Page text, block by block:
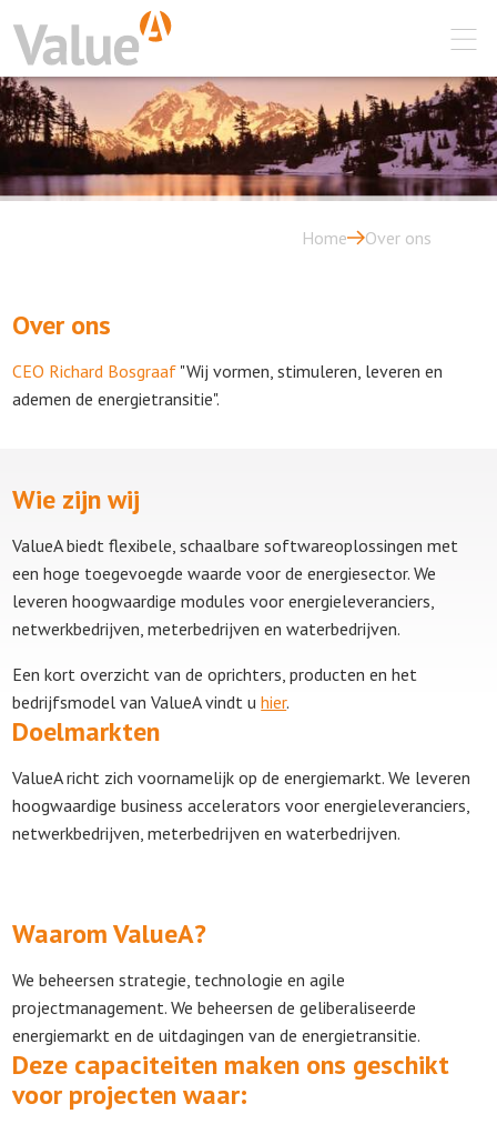
Home Over ons
Over ons
CEO Richard Bosgraaf "Wij vormen, stimuleren, leveren en
ademen de energietransitie".
Wie zijn wij
ValueA biedt flexibele, schaalbare softwareoplossingen met
een hoge toegevoegde waarde voor de energiesector. We
leveren hoogwaardige modules voor energieleveranciers,
netwerkbedrijven, meterbedrijven en waterbedrijven.
Een kort overzicht van de oprichters, producten en het
bedrijfsmodel van ValueA vindt uhier.
Doelmarkten
ValueA richt zich voornamelijk op de energiemarkt. We leveren
hoogwaardige business accelerators voor energieleveranciers,
netwerkbedrijven, meterbedrijven en waterbedrijven.
Waarom ValueA?
We beheersen strategie, technologie en agile
projectmanagement. We beheersen de geliberaliseerde
energiemarkt en de uitdagingen van de energietransitie.
Deze capaciteiten maken ons geschikt
voor projecten waar: